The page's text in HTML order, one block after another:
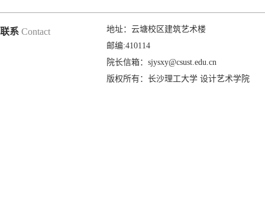
联系 Contact
地址：云塘校区建筑艺术楼
邮编:410114
院长信箱：sjysxy@csust.edu.cn
版权所有：长沙理工大学 设计艺术学院